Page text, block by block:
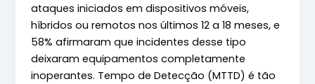
ataques iniciados em dispositivos móveis,
híbridos ou remotos nos últimos 12 a 18 meses, e
58% afirmaram que incidentes desse tipo
deixaram equipamentos completamente
inoperantes. Tempo de Detecção (MTTD) é tão